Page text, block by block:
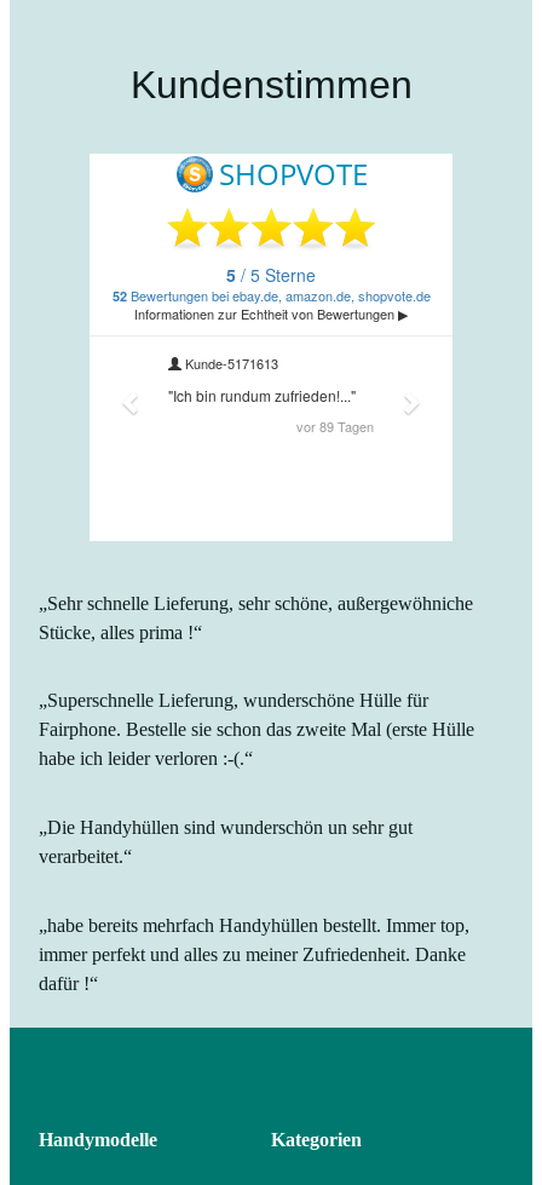
Kundenstimmen
„Sehr schnelle Lieferung, sehr schöne, außergewöhniche
Stücke, alles prima !“
„Superschnelle Lieferung, wunderschöne Hülle für
Fairphone. Bestelle sie schon das zweite Mal (erste Hülle
habe ich leider verloren :-(.“
„Die Handyhüllen sind wunderschön un sehr gut
verarbeitet.“
„habe bereits mehrfach Handyhüllen bestellt. Immer top,
immer perfekt und alles zu meiner Zufriedenheit. Danke
dafür !“
Handymodelle Kategorien